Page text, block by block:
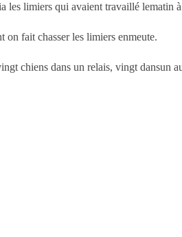
les limiers qui avaient travaillé lematin
on fait chasser les limiers enmeute.
chiens dans un relais, vingt dansun